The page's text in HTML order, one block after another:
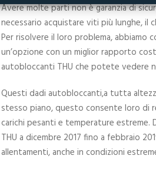
Avere molte parti non è garanzia di
necessario acquistare viti più lunghe, il
Per risolvere il loro problema, abbiamo
un’opzione con un miglior rapporto
autobloccanti THU che potete vedere
Questi dadi autobloccanti,a tutta
stesso piano, questo consente loro di
carichi pesanti e temperature estreme.
THU a dicembre 2017 fino a febbraio
allentamenti, anche in condizioni